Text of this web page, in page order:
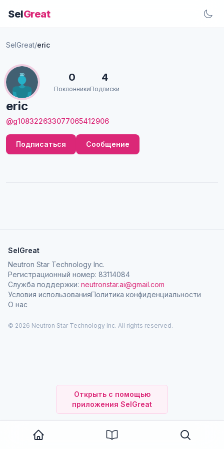
SelGreat
Открыть с помощью
приложения SelGreat
SelGreat/eric
eric
@g108322633077065412906
0
Поклонники
4
Подписки
Подписаться Сообщение
SelGreat
Neutron Star Technology Inc.
Регистрационный номер: 83114084
Служба поддержки: neutronstar.ai@gmail.com
Условия использованияПолитика конфиденциальности
О нас
© 2026 Neutron Star Technology Inc. All rights reserved.